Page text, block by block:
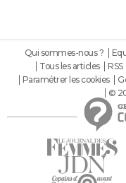
Qui sommes-nous ?
Tous les articles
RSS
Paramétrer les cookies
©